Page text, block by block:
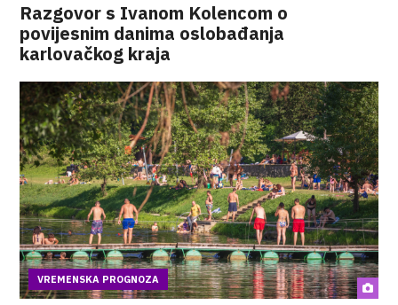
Razgovor s Ivanom Kolencom o
povijesnim danima oslobađanja
karlovačkog kraja
VREMENSKA PROGNOZA